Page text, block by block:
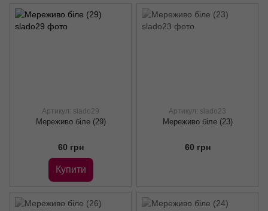
Артикул: slado29
Мереживо біле (29)
60 грн
Купити
Артикул: slado23
Мереживо біле (23)
60 грн